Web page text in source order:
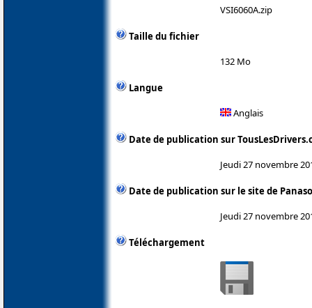
VSI6060A.zip
Taille du fichier
132 Mo
Langue
Anglais
Date de publication sur
Jeudi 27 novembre
Date de publication sur le site de
Jeudi 27 novembre
Téléchargement